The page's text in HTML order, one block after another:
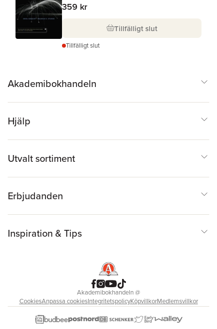
359 kr
Tillfälligt slut
Tillfälligt slut
Akademibokhandeln
Hjälp
Utvalt sortiment
Erbjudanden
Inspiration & Tips
Akademibokhandeln@
CookiesAnpassa cookiesIntegritetspolicyKöpvillkorMedlemsvillkor